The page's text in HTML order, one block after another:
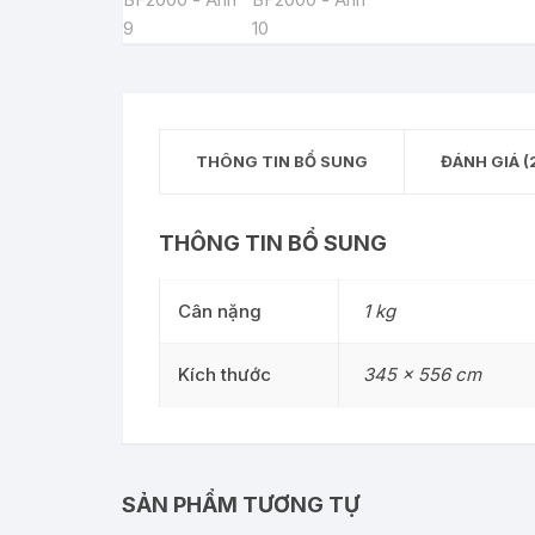
THÔNG TIN BỔ SUNG ĐÁNH GIÁ
THÔNG TIN BỔ SUNG
Cân nặng 1 kg
Kích thước 345 × 556 cm
SẢN PHẨM TƯƠNG TỰ